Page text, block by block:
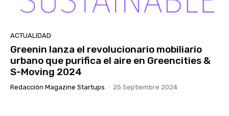
ACTUALIDAD
Greenin lanza el revolucionario mobiliario
urbano que purifica el aire en Greencities &
S-Moving 2024
Redacción Magazine Startups - 25 Septiembre 2024